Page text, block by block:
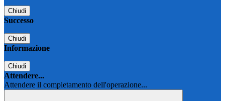
Chiudi
Successo
Chiudi
Informazione
Chiudi
Attendere...
Attendere il completamento dell'operazione...